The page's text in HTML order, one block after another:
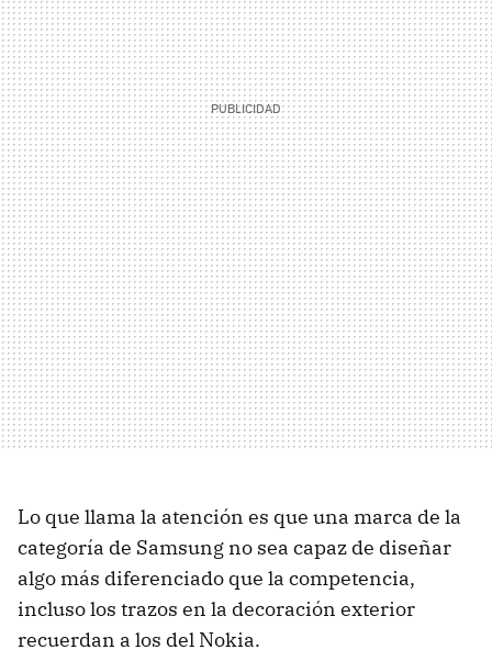
Lo que llama la atención es que una marca de la
categoría de Samsung no sea capaz de diseñar
algo más diferenciado que la competencia,
incluso los trazos en la decoración exterior
recuerdan a los del Nokia.